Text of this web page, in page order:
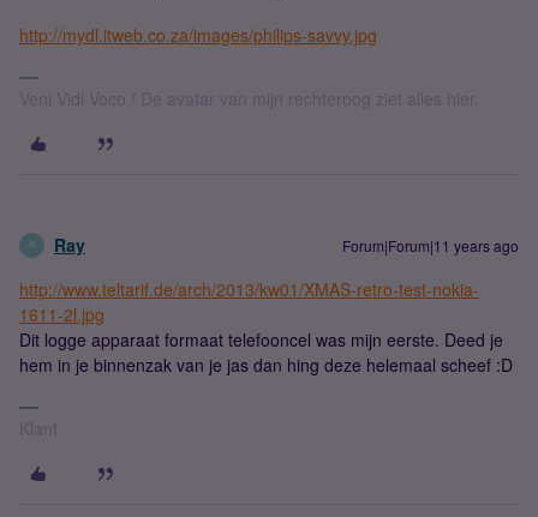
http://mydl.itweb.co.za/images/philips-savvy.jpg
Veni Vidi Voco / De avatar van mijn rechteroog ziet alles hier.
R Ray Forum|Forum|11 years ago
http://www.teltarif.de/arch/2013/kw01/XMAS-retro-test-nokia-
1611-2l.jpg
Dit logge apparaat formaat telefooncel was mijn eerste. Deed je
hem in je binnenzak van je jas dan hing deze helemaal scheef :D
Klant